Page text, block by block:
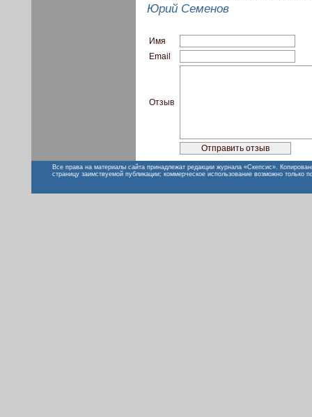
Юрий Семенов
Имя
Email
Отзыв
Все права на материалы сайта принадлежат редакции журнала «Скепсис».
страницу заимствуемой публикации; коммерческое использование возможно только